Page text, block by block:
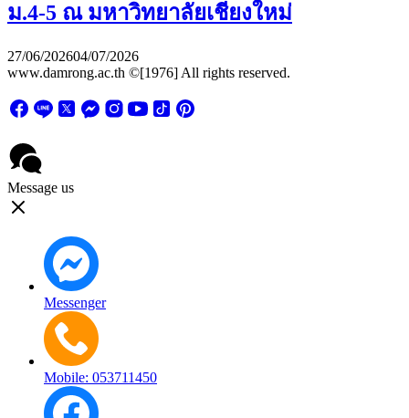
ม.4-5 ณ มหาวิทยาลัยเชียงใหม่
27/06/202604/07/2026
www.damrong.ac.th ©[1976] All rights reserved.
Message us
Messenger
Mobile: 053711450